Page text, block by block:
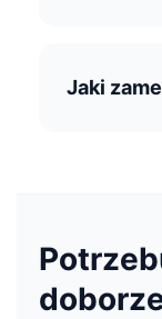
Jaki